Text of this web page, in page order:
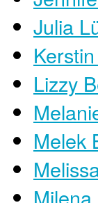
Julia
Lizzy
Melek